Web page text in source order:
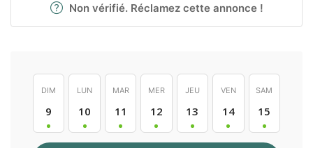
Non vérifié. Réclamez cette annonce !
DIM
9
LUN
10
MAR
11
MER
12
JEU
13
VEN
14
SAM
15